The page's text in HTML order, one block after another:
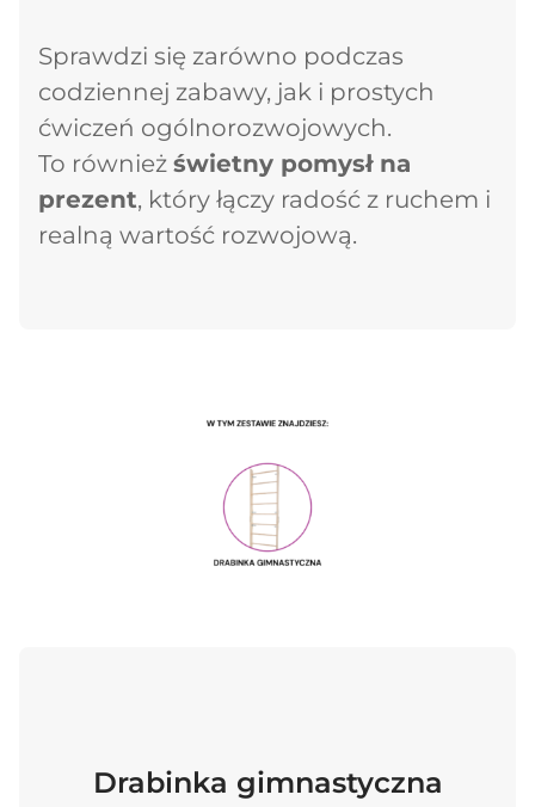
Sprawdzi się zarówno podczas
codziennej zabawy, jak i prostych
ćwiczeń ogólnorozwojowych.
To również świetny pomysł na
prezent, który łączy radość z ruchem i
realną wartość rozwojową.
Drabinka gimnastyczna